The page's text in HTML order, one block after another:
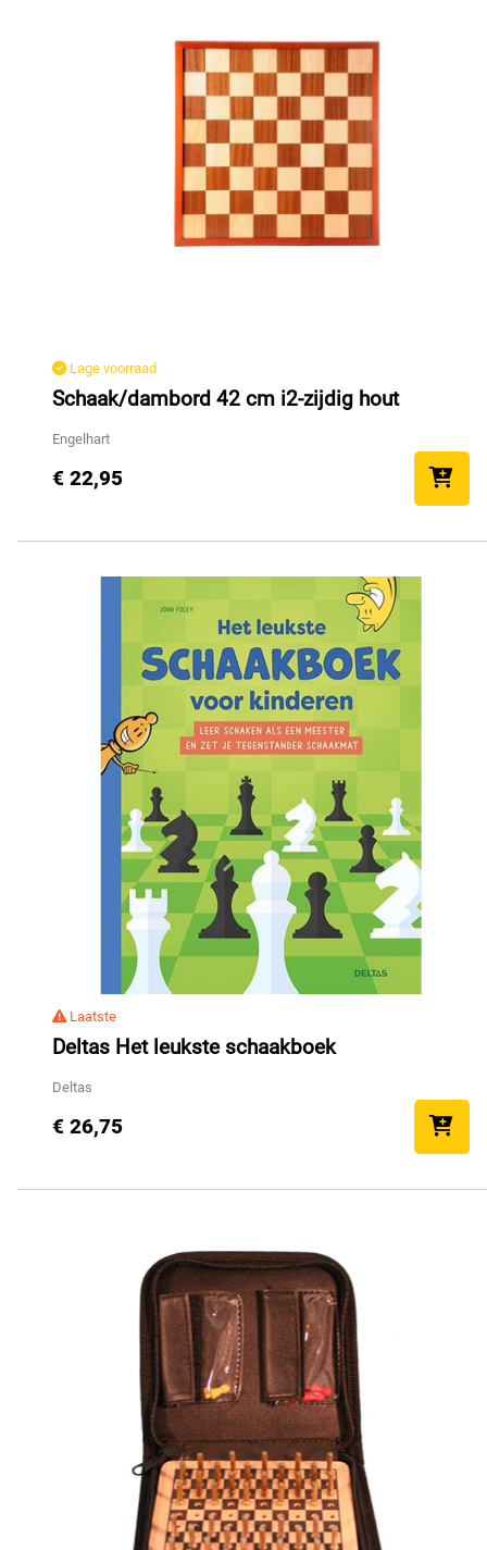
Lage voorraad
Schaak/dambord 42 cm i2-zijdig hout
Engelhart
€ 22,95
Laatste
Deltas Het leukste schaakboek
Deltas
€ 26,75